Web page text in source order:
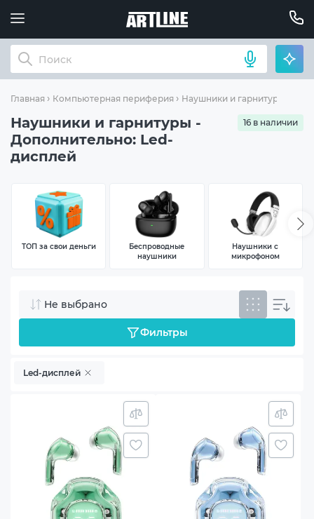
Главная Компьютерная периферия Наушники и гарнитуры
Наушники и гарнитуры -
Дополнительно: Led-
дисплей
16 в наличии
ТОП за свои деньги
Беспроводные
наушники
Наушники с
микрофоном
Не выбрано
Фильтры
Led-дисплей